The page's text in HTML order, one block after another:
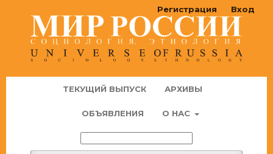
ТЕКУЩИЙ ВЫПУСК АРХИВЫ
ОБЪЯВЛЕНИЯ О НАС
Регистрация Вход